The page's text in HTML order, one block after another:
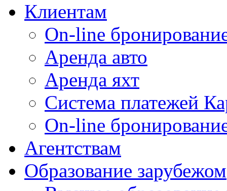
Клиентам
On-line
Аренда авто
Аренда яхт
Система платежей
On-line
Агентствам
Образование зарубежом